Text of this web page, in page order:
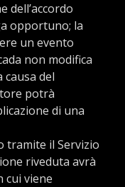
dell’accordo
opportuno; la
un evento
non modifica
causa del
potrà
di una
tramite il Servizio
riveduta avrà
cui viene